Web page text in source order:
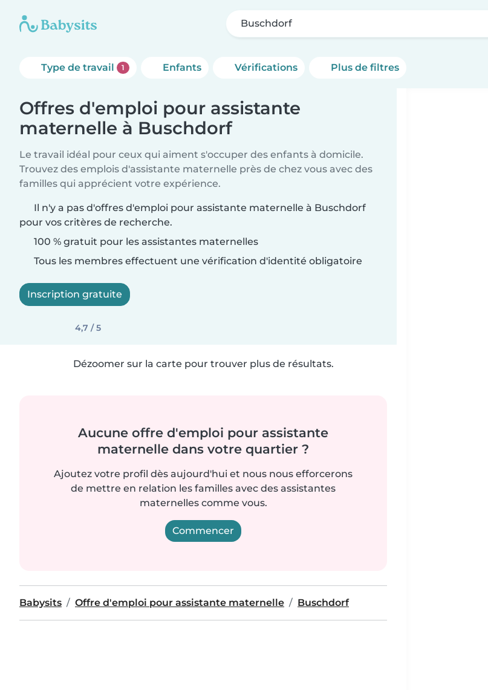
Buschdorf
Type de travail 1 Enfants Vérifications Plus de filtres
Offres d'emploi pour assistante
maternelle à Buschdorf
Le travail idéal pour ceux qui aiment s'occuper des enfants à domicile.
Trouvez des emplois d'assistante maternelle près de chez vous avec des
familles qui apprécient votre expérience.
Il n'y a pas d'offres d'emploi pour assistante maternelle à Buschdorf
pour vos critères de recherche.
100 % gratuit pour les assistantes maternelles
Tous les membres effectuent une vérification d'identité obligatoire
Inscription gratuite
4,7 / 5
Dézoomer sur la carte pour trouver plus de résultats.
Aucune offre d'emploi pour assistante
maternelle dans votre quartier ?
Ajoutez votre profil dès aujourd'hui et nous nous efforcerons
de mettre en relation les familles avec des assistantes
maternelles comme vous.
Commencer
Babysits Offre d'emploi pour assistante maternelle Buschdorf